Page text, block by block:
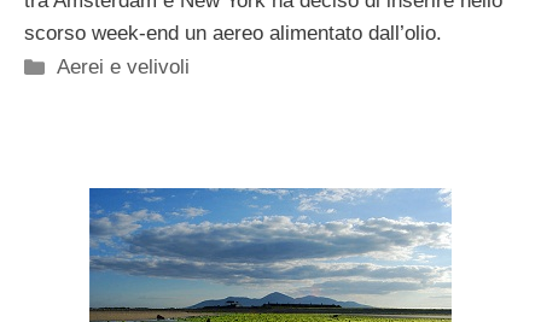
scorso week-end un aereo alimentato dall’olio.
Categorie
Aerei e velivoli